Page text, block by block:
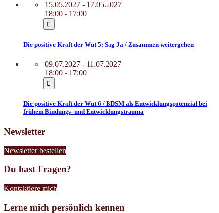
15.05.2027 - 17.05.2027
18:00 - 17:00
Die positive Kraft der Wut 5: Sag Ja / Zusammen weitergehen
09.07.2027 - 11.07.2027
18:00 - 17:00
Die positive Kraft der Wut 6 / BDSM als Entwicklungspotenzial bei
frühem Bindungs- und Entwicklungstrauma
Newsletter
Newsletter bestellen
Du hast Fragen?
Kontaktiere mich
Lerne mich persönlich kennen